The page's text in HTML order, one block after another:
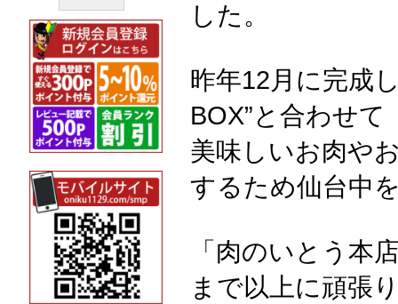
した。
昨年12月に完成
BOX”と合わせて
美味しいお肉や
するため仙台中
「肉のいとう本
まで以上に頑張